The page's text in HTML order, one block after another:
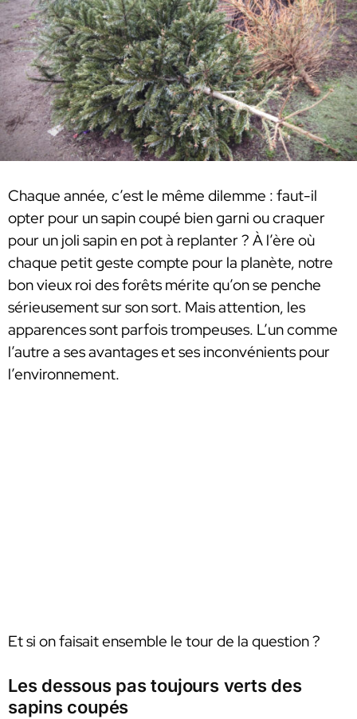
Chaque année, c’est le même dilemme : faut-il
opter pour un sapin coupé bien garni ou craquer
pour un joli sapin en pot à replanter ? À l’ère où
chaque petit geste compte pour la planète, notre
bon vieux roi des forêts mérite qu’on se penche
sérieusement sur son sort. Mais attention, les
apparences sont parfois trompeuses. L’un comme
l’autre a ses avantages et ses inconvénients pour
l’environnement.
Et si on faisait ensemble le tour de la question ?
Les dessous pas toujours verts des
sapins coupés